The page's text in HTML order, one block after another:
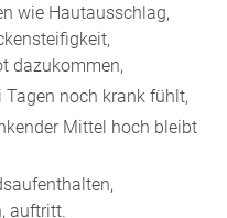
wie Hautausschlag,
dazukommen,
noch krank fühlt,
Mittel hoch bleibt
auftritt.